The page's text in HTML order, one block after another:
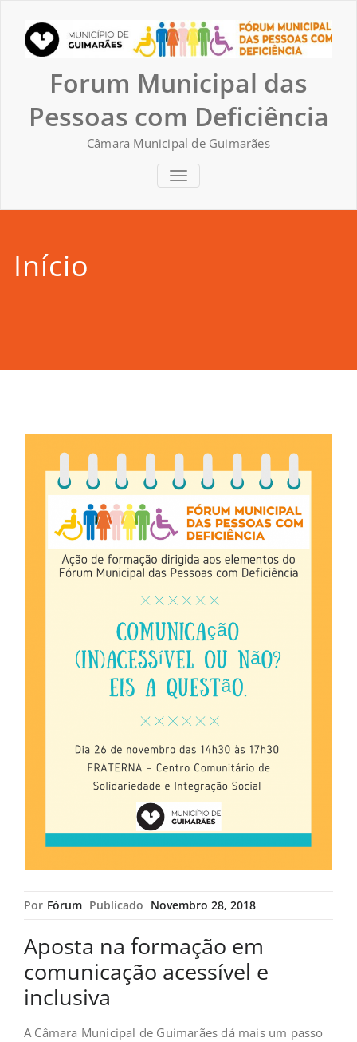
content
Forum Municipal das
Pessoas com Deficiência
Câmara Municipal de Guimarães
TOGGLE NAVIGATION
Início
Por Fórum Publicado Novembro 28, 2018
Aposta na formação em
comunicação acessível e
inclusiva
A Câmara Municipal de Guimarães dá mais um passo